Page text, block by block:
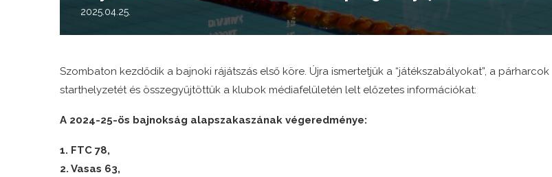
2025.04.25.
Szombaton kezdődik a bajnoki rájátszás első köre. Újra ismertetjük a “játékszabályokat”, a párharcok
starthelyzetét és összegyűjtöttük a klubok médiafelületén lelt előzetes információkat:
A 2024-25-ös bajnokság alapszakaszának végeredménye:
1. FTC 78,
2. Vasas 63,